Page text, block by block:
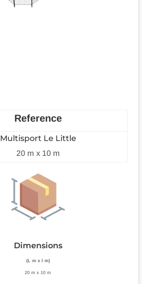
Reference
Multisport Le Little
20 m x 10 m
Dimensions
(L m x l m)
20 m x 10 m